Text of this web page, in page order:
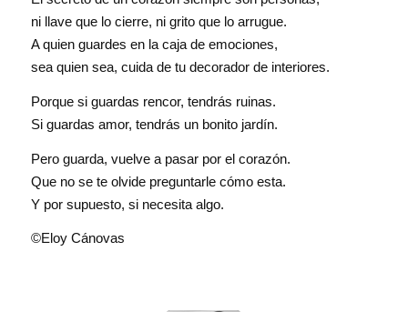
ni llave que lo cierre, ni grito que lo arrugue.
A quien guardes en la caja de emociones,
sea quien sea, cuida de tu decorador de interiores.
Porque si guardas rencor, tendrás ruinas.
Si guardas amor, tendrás un bonito jardín.
Pero guarda, vuelve a pasar por el corazón.
Que no se te olvide preguntarle cómo esta.
Y por supuesto, si necesita algo.
©Eloy Cánovas